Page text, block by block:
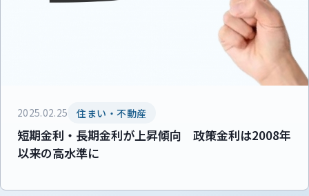
2025.02.25 住まい・不動産
短期金利・長期金利が上昇傾向 政策金利は2008年
以来の高水準に